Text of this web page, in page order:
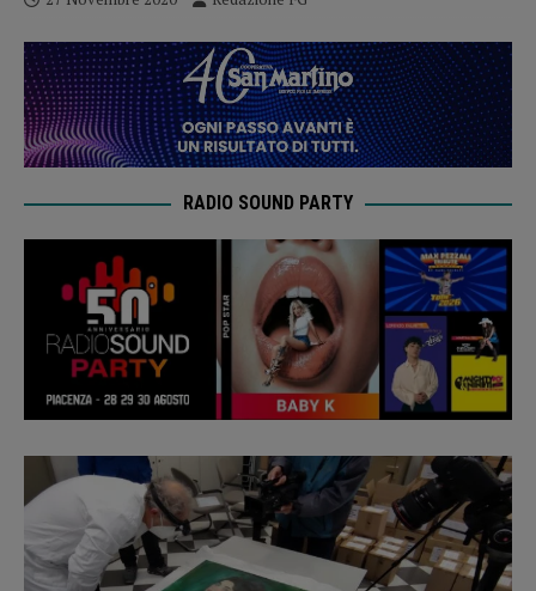
RADIO SOUND PARTY